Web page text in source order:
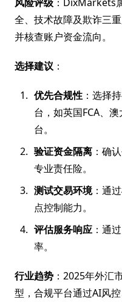
全、技术故障及欺诈三
并核查账户资金流向。
选择建议 ：
优先合规性 ：选择
台，如英国FCA、
台。
验证资金隔离 ：确
专业责任险。
测试交易环境：通
点控制能力。
评估服务响应 ：通
率。
行业趋势 ：2025年外汇
型，合规平台通过AI风